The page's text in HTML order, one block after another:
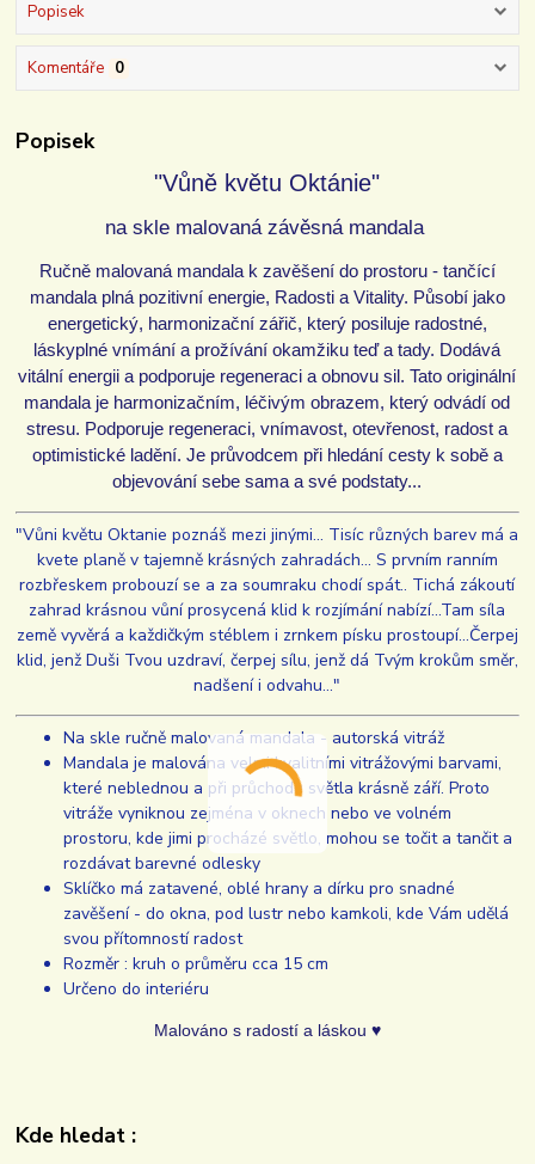
Popisek
Komentáře 0
Popisek
"Vůně květu Oktánie"
na skle malovaná závěsná mandala
Ručně malovaná mandala k zavěšení do prostoru - tančící
mandala plná pozitivní energie, Radosti a Vitality. Působí jako
energetický, harmonizační zářič, který posiluje radostné,
láskyplné vnímání a prožívání okamžiku teď a tady. Dodává
vitální energii a podporuje regeneraci a obnovu sil. Tato originální
mandala je harmonizačním, léčivým obrazem, který odvádí od
stresu. Podporuje regeneraci, vnímavost, otevřenost, radost a
optimistické ladění. Je průvodcem při hledání cesty k sobě a
objevování sebe sama a své podstaty...
"Vůni květu Oktanie poznáš mezi jinými... Tisíc různých barev má a
kvete planě v tajemně krásných zahradách... S prvním ranním
rozbřeskem probouzí se a za soumraku chodí spát.. Tichá zákoutí
zahrad krásnou vůní prosycená klid k rozjímání nabízí...Tam síla
země vyvěrá a každičkým stéblem i zrnkem písku prostoupí...Čerpej
klid, jenž Duši Tvou uzdraví, čerpej sílu, jenž dá Tvým krokům směr,
nadšení i odvahu..."
Na skle ručně malovaná mandala - autorská vitráž
Mandala je malována velmi kvalitními vitrážovými barvami,
které neblednou a při průchodu světla krásně září. Proto
vitráže vyniknou zejména v oknech nebo ve volném
prostoru, kde jimi procházé světlo, mohou se točit a tančit a
rozdávat barevné odlesky
Sklíčko má zatavené, oblé hrany a dírku pro snadné
zavěšení - do okna, pod lustr nebo kamkoli, kde Vám udělá
svou přítomností radost
Rozměr : kruh o průměru cca 15 cm
Určeno do interiéru
Malováno s radostí a láskou ♥
Kde hledat :